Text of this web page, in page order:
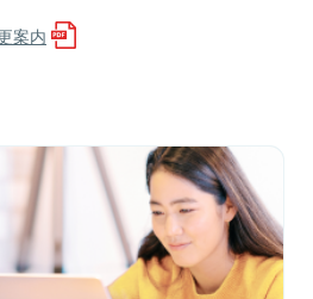
案内